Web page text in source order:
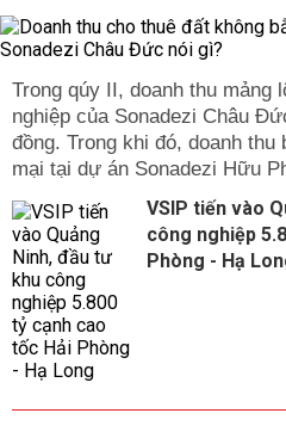
Trong qúy II, doanh thu mảng
nghiệp của Sonadezi Châu
đồng. Trong khi đó, doanh
mại tại dự án Sonadezi Hữu
VSIP tiến vào
công nghiệp
Phòng - Hạ